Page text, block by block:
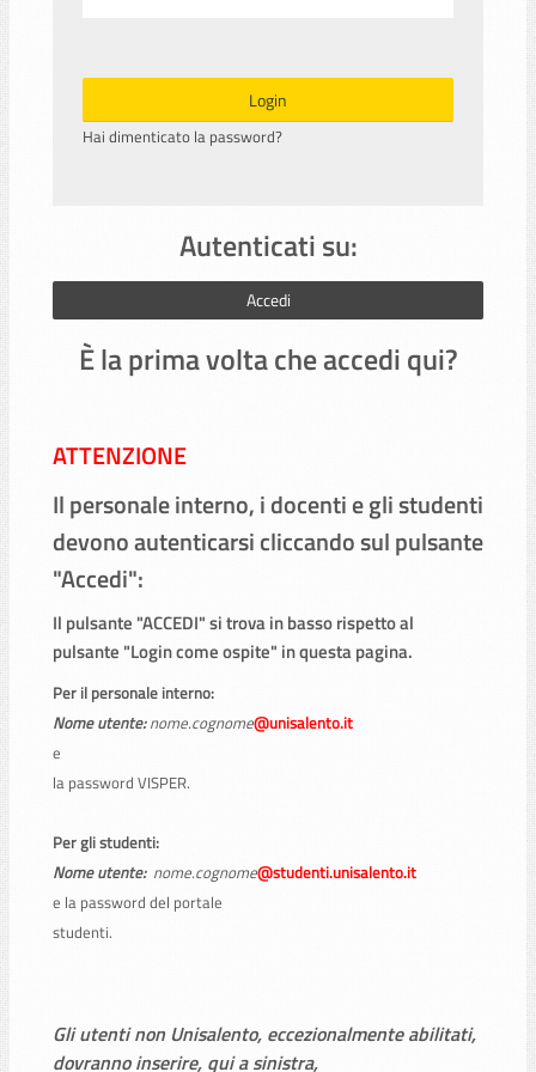
Login
Hai dimenticato la password?
Autenticati su:
Accedi
È la prima volta che accedi qui?
ATTENZIONE
Il personale interno, i docenti e gli studenti
devono autenticarsi cliccando sul pulsante
"Accedi":
Il pulsante "ACCEDI" si trova in basso rispetto al
pulsante "Login come ospite" in questa pagina.
Per il personale interno:
Nome utente:nome.cognome@unisalento.it
e
la password VISPER.
Per gli studenti:
Nome utente: nome.cognome@studenti.unisalento.it
e la password del portale
studenti.
Gli utenti non Unisalento, eccezionalmente abilitati,
dovranno inserire, qui a sinistra,